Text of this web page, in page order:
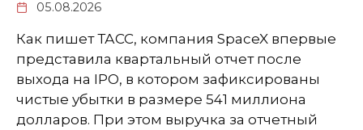
05.08.2026
Как пишет ТАСС, компания SpaceX впервые
представила квартальный отчет после
выхода на IPO, в котором зафиксированы
чистые убытки в размере 541 миллиона
долларов. При этом выручка за отчетный